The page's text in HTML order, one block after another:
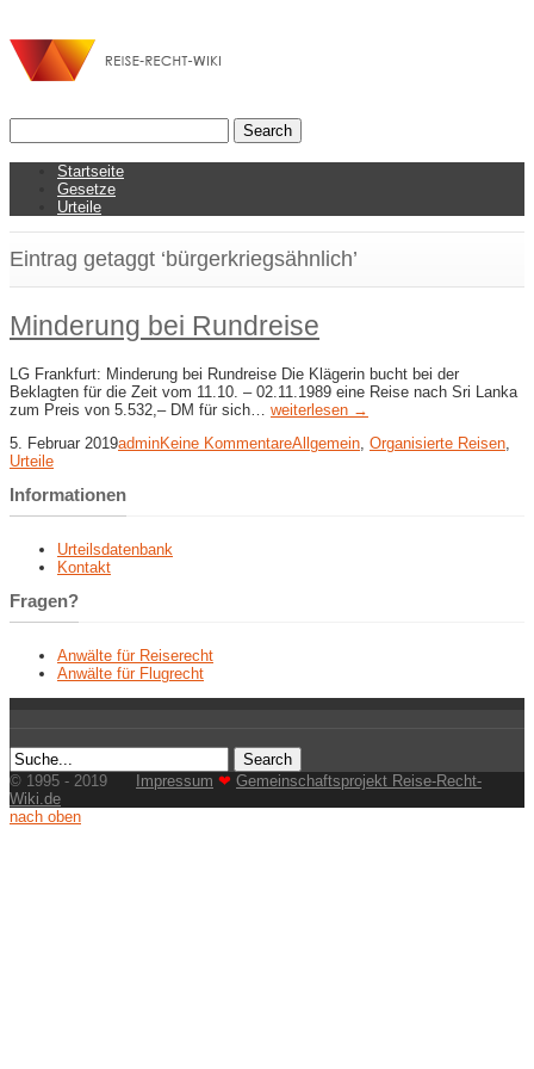
Startseite
Gesetze
Urteile
Eintrag getaggt ‘bürgerkriegsähnlich’
Minderung bei Rundreise
LG Frankfurt: Minderung bei Rundreise Die Klägerin bucht bei der
Beklagten für die Zeit vom 11.10. – 02.11.1989 eine Reise nach Sri Lanka
zum Preis von 5.532,– DM für sich… weiterlesen →
5. Februar 2019adminKeine KommentareAllgemein, Organisierte Reisen,
Urteile
Informationen
Urteilsdatenbank
Kontakt
Fragen?
Anwälte für Reiserecht
Anwälte für Flugrecht
© 1995 - 2019 Impressum ❤ Gemeinschaftsprojekt Reise-Recht-
Wiki.de
nach oben